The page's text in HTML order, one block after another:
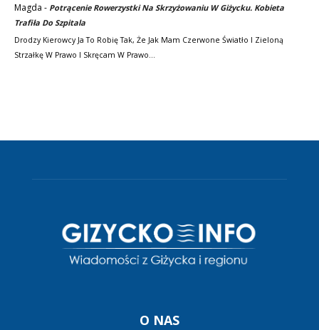
Magda - Potrącenie Rowerzystki Na Skrzyżowaniu W Giżycku. Kobieta
Trafiła Do Szpitala
Drodzy Kierowcy Ja To Robię Tak, Że Jak Mam Czerwone Światło I Zieloną
Strzałkę W Prawo I Skręcam W Prawo…
O NAS